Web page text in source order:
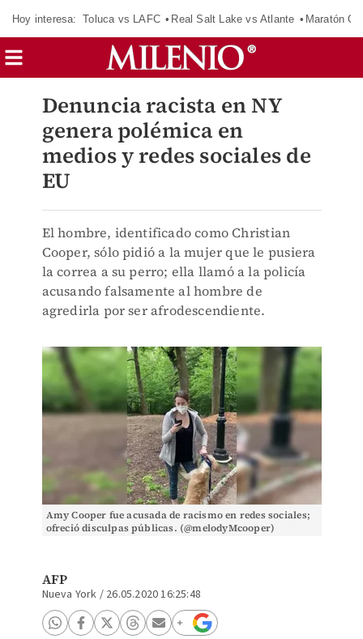
Hoy interesa: Toluca vs LAFC Real Salt Lake vs Atlante Maratón
Denuncia racista en NY
genera polémica en
medios y redes sociales de
EU
El hombre, identificado como Christian
Cooper, sólo pidió a la mujer que le pusiera
la correa a su perro; ella llamó a la policía
acusando falsamente al hombre de
agredirla por ser afrodescendiente.
Amy Cooper fue acusada de racismo en redes sociales;
ofreció disculpas públicas. (@melodyMcooper)
AFP
Nueva York / 26.05.2020 16:25:48